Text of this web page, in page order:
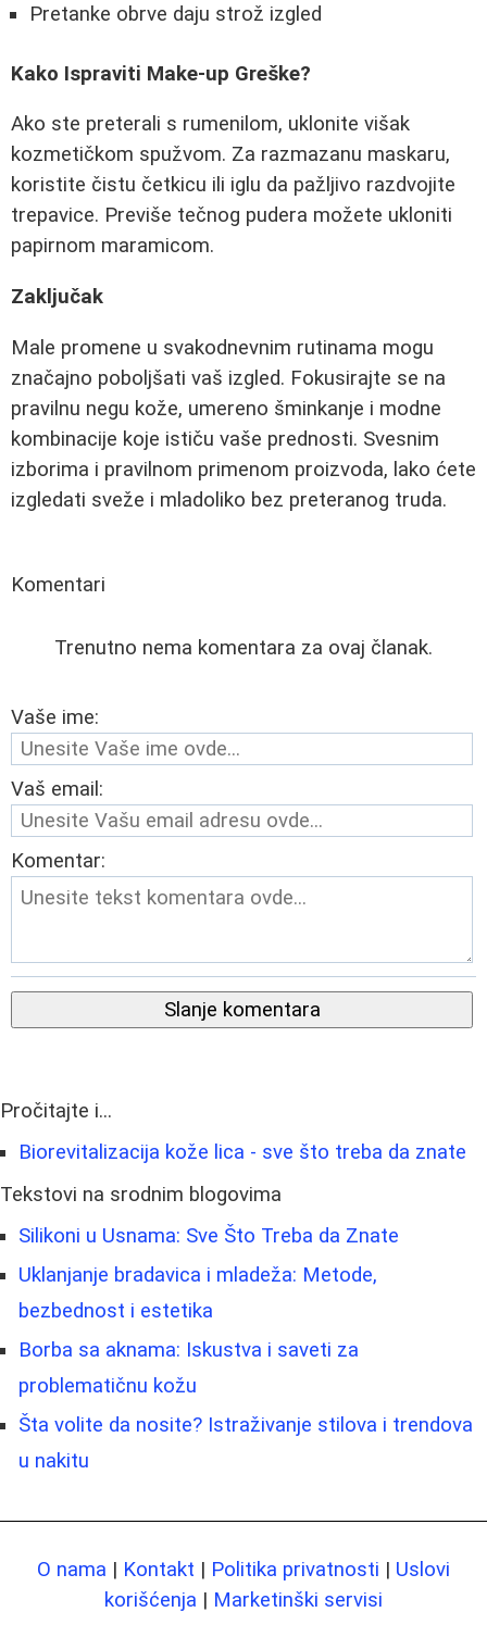
Pretanke obrve daju strož izgled
Kako Ispraviti Make-up Greške?
Ako ste preterali s rumenilom, uklonite višak
kozmetičkom spužvom. Za razmazanu maskaru,
koristite čistu četkicu ili iglu da pažljivo razdvojite
trepavice. Previše tečnog pudera možete ukloniti
papirnom maramicom.
Zaključak
Male promene u svakodnevnim rutinama mogu
značajno poboljšati vaš izgled. Fokusirajte se na
pravilnu negu kože, umereno šminkanje i modne
kombinacije koje ističu vaše prednosti. Svesnim
izborima i pravilnom primenom proizvoda, lako ćete
izgledati sveže i mladoliko bez preteranog truda.
Komentari
Trenutno nema komentara za ovaj članak.
Vaše ime:
Vaš email:
Komentar:
Slanje komentara
Pročitajte i...
Biorevitalizacija kože lica - sve što treba da znate
Tekstovi na srodnim blogovima
Silikoni u Usnama: Sve Što Treba da Znate
Uklanjanje bradavica i mladeža: Metode,
bezbednost i estetika
Borba sa aknama: Iskustva i saveti za
problematičnu kožu
Šta volite da nosite? Istraživanje stilova i trendova
u nakitu
O nama | Kontakt | Politika privatnosti | Uslovi
korišćenja | Marketinški servisi